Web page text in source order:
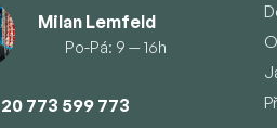
Milan Lemfeld
Po-Pá: 9 — 16h
773 599 773